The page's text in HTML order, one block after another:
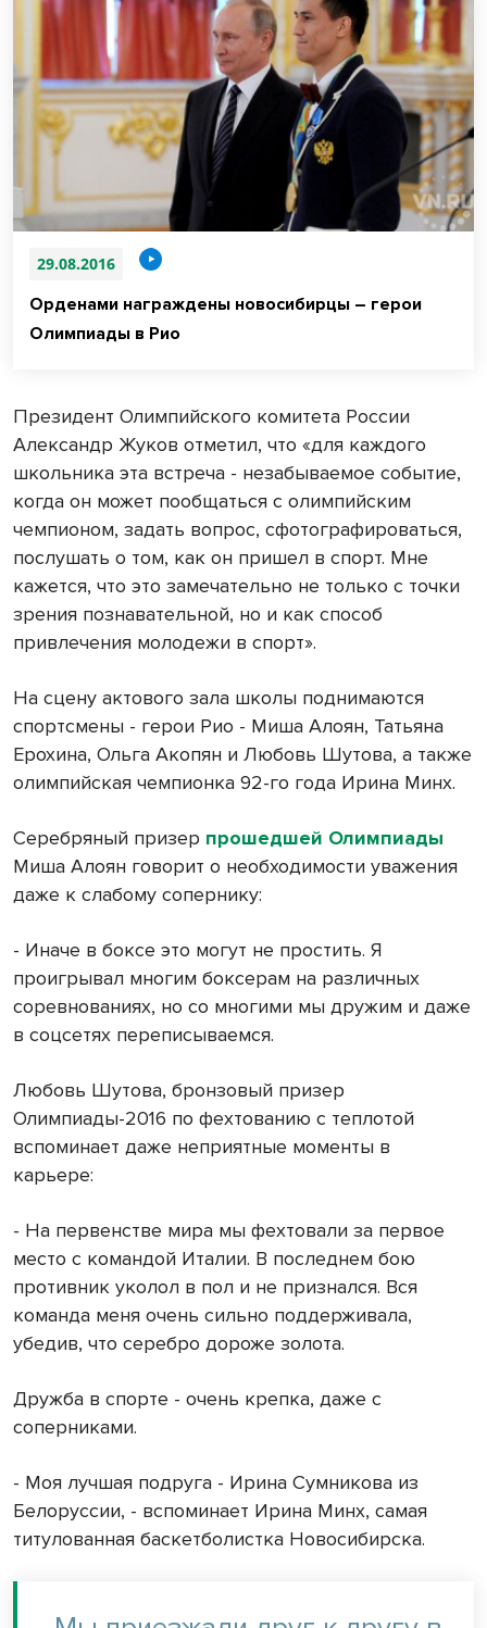
29.08.2016
Орденами награждены новосибирцы – герои
Олимпиады в Рио
Президент Олимпийского комитета России
Александр Жуков отметил, что «для каждого
школьника эта встреча - незабываемое событие,
когда он может пообщаться с олимпийским
чемпионом, задать вопрос, сфотографироваться,
послушать о том, как он пришел в спорт. Мне
кажется, что это замечательно не только с точки
зрения познавательной, но и как способ
привлечения молодежи в спорт».
На сцену актового зала школы поднимаются
спортсмены - герои Рио - Миша Алоян, Татьяна
Ерохина, Ольга Акопян и Любовь Шутова, а также
олимпийская чемпионка 92-го года Ирина Минх.
Серебряный призер прошедшей Олимпиады
Миша Алоян говорит о необходимости уважения
даже к слабому сопернику:
- Иначе в боксе это могут не простить. Я
проигрывал многим боксерам на различных
соревнованиях, но со многими мы дружим и даже
в соцсетях переписываемся.
Любовь Шутова, бронзовый призер
Олимпиады-2016 по фехтованию с теплотой
вспоминает даже неприятные моменты в
карьере:
- На первенстве мира мы фехтовали за первое
место с командой Италии. В последнем бою
противник уколол в пол и не признался. Вся
команда меня очень сильно поддерживала,
убедив, что серебро дороже золота.
Дружба в спорте - очень крепка, даже с
соперниками.
- Моя лучшая подруга - Ирина Сумникова из
Белоруссии, - вспоминает Ирина Минх, самая
титулованная баскетболистка Новосибирска.